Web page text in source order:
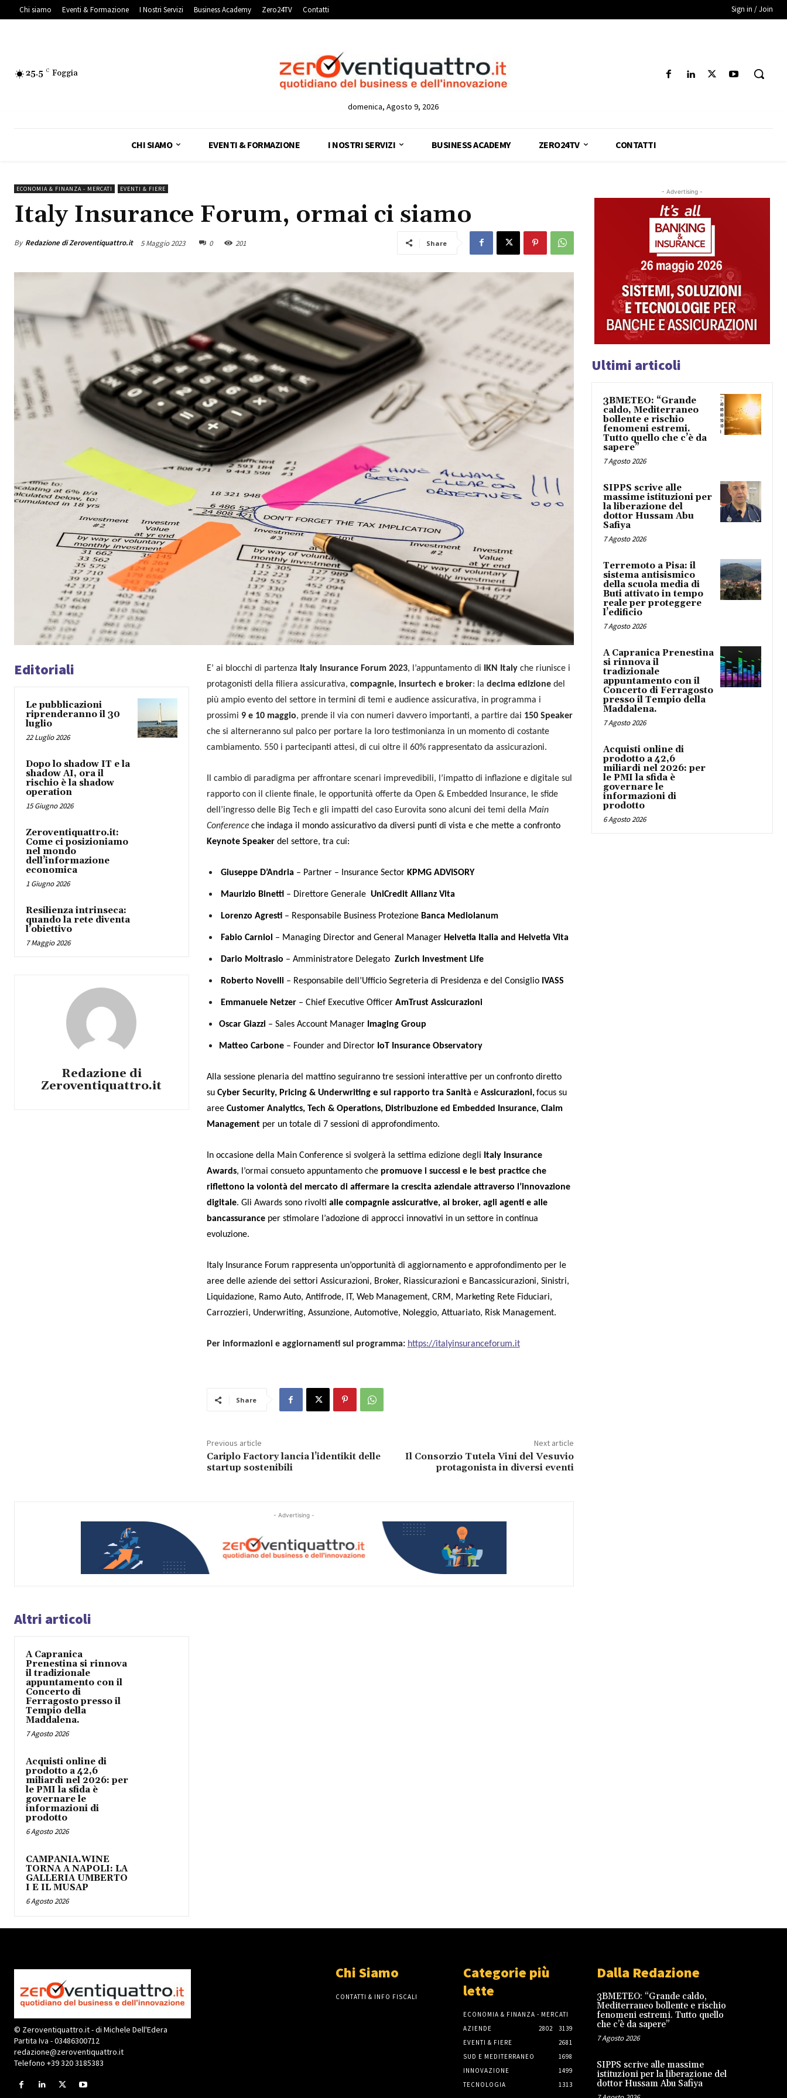
Chi siamo Eventi & Formazione I Nostri Servizi Business Academy Zero24TV Contatti Sign in / Join
25.5 C Foggia
domenica, Agosto 9, 2026
CHI SIAMO EVENTI & FORMAZIONE I NOSTRI SERVIZI BUSINESS ACADEMY ZERO24TV CONTATTI
ECONOMIA & FINANZA - MERCATI EVENTI & FIERE
Italy Insurance Forum, ormai ci siamo
By Redazione di Zeroventiquattro.it 5 Maggio 2023 0 201 Share
Editoriali
Le pubblicazioni
riprenderanno il 30
luglio
22 Luglio 2026
Dopo lo shadow IT e la
shadow AI, ora il
rischio è la shadow
operation
15 Giugno 2026
Zeroventiquattro.it:
Come ci posizioniamo
nel mondo
dell’informazione
economica
1 Giugno 2026
Resilienza intrinseca:
quando la rete diventa
l’obiettivo
7 Maggio 2026
Redazione di
Zeroventiquattro.it
E’ ai blocchi di partenza Italy Insurance Forum 2023, l’appuntamento di IKN Italyche riunisce i
protagonisti della filiera assicurativa, compagnie, insurtech e broker: la decima edizionedel
più ampio evento del settore in termini di temi e audience assicurativa, in programma i
prossimi 9 e 10 maggio, prende il via con numeri davvero importanti, a partire dai 150 Speaker
che si alterneranno sul palco per portare la loro testimonianza in un momento di costante
cambiamento. 550 i partecipanti attesi, di cui oltre il 60% rappresentato da assicurazioni.
Il cambio di paradigma per affrontare scenari imprevedibili, l’impatto di inflazione e digitale sul
rapporto con il cliente finale, le opportunità offerte da Open & Embedded Insurance, le sfide
dell’ingresso delle Big Tech e gli impatti del caso Eurovita sono alcuni dei temi della Main
Conference che indaga il mondo assicurativo da diversi punti di vista e che mette a confronto
Keynote Speakerdel settore, tra cui:
Giuseppe D’Andria – Partner – Insurance Sector KPMG ADVISORY
Maurizio Binetti– Direttore Generale UniCredit Allianz Vita
Lorenzo Agresti– Responsabile Business Protezione Banca Mediolanum
Fabio Carniol – Managing Director and General Manager Helvetia Italia and Helvetia Vita
Dario Moltrasio – Amministratore Delegato Zurich Investment Life
Roberto Novelli– Responsabile dell’Ufficio Segreteria di Presidenza e del Consiglio IVASS
Emmanuele Netzer– Chief Executive Officer AmTrust Assicurazioni
Oscar Giazzi– Sales Account Manager Imaging Group
Matteo Carbone– Founder and Director IoT Insurance Observatory
Alla sessione plenaria del mattino seguiranno tre sessioni interattiveper un confronto diretto
su Cyber Security, Pricing & Underwritinge sul rapporto tra Sanità e Assicurazioni, focus su
aree Customer Analytics, Tech & Operations, Distribuzione ed Embedded Insurance, Claim
Management per un totale di 7 sessioni di approfondimento.
In occasione della Main Conference si svolgerà la settima edizione degli Italy Insurance
Awards, l’ormai consueto appuntamento che promuove i successi e le best practice che
riflettono la volontà del mercato di affermare la crescita aziendale attraverso l’innovazione
digitale. Gli Awards sono rivolti alle compagnie assicurative, ai broker, agli agenti e alle
bancassuranceper stimolare l’adozione di approcci innovativi in un settore in continua
evoluzione.
Italy Insurance Forum rappresenta un’opportunità di aggiornamento e approfondimento per le
aree delle aziende dei settori Assicurazioni, Broker, Riassicurazioni e Bancassicurazioni, Sinistri,
Liquidazione, Ramo Auto, Antifrode, IT, Web Management, CRM, Marketing Rete Fiduciari,
Carrozzieri, Underwriting, Assunzione, Automotive, Noleggio, Attuariato, Risk Management.
Per informazioni e aggiornamenti sul programma: https://italyinsuranceforum.it
Share
Previous article
Cariplo Factory lancia l’identikit delle
startup sostenibili
Next article
Il Consorzio Tutela Vini del Vesuvio
protagonista in diversi eventi
- Advertising -
Altri articoli
A Capranica
Prenestina si rinnova
il tradizionale
appuntamento con il
Concerto di
Ferragosto presso il
Tempio della
Maddalena.
7 Agosto 2026
Acquisti online di
prodotto a 42,6
miliardi nel 2026: per
le PMI la sfida è
governare le
informazioni di
prodotto
6 Agosto 2026
CAMPANIA.WINE
TORNA A NAPOLI: LA
GALLERIA UMBERTO
I E IL MUSAP
6 Agosto 2026
- Advertising -
Ultimi articoli
3BMETEO: “Grande
caldo, Mediterraneo
bollente e rischio
fenomeni estremi.
Tutto quello che c’è da
sapere”
7 Agosto 2026
SIPPS scrive alle
massime istituzioni per
la liberazione del
dottor Hussam Abu
Safiya
7 Agosto 2026
Terremoto a Pisa: il
sistema antisismico
della scuola media di
Buti attivato in tempo
reale per proteggere
l’edificio
7 Agosto 2026
A Capranica Prenestina
si rinnova il
tradizionale
appuntamento con il
Concerto di Ferragosto
presso il Tempio della
Maddalena.
7 Agosto 2026
Acquisti online di
prodotto a 42,6
miliardi nel 2026: per
le PMI la sfida è
governare le
informazioni di
prodotto
6 Agosto 2026
© Zeroventiquattro.it - di Michele Dell'Edera
Partita Iva - 03486300712
redazione@zeroventiquattro.it
Telefono +39 320 3185383
Chi Siamo
CONTATTI & INFO FISCALI
Categorie più
lette
ECONOMIA & FINANZA - MERCATI
3139
AZIENDE
2802
EVENTI & FIERE
2681
SUD E MEDITERRANEO
1698
INNOVAZIONE
1499
TECNOLOGIA
1313
Dalla Redazione
3BMETEO: “Grande caldo,
Mediterraneo bollente e rischio
fenomeni estremi. Tutto quello
che c’è da sapere”
7 Agosto 2026
SIPPS scrive alle massime
istituzioni per la liberazione del
dottor Hussam Abu Safiya